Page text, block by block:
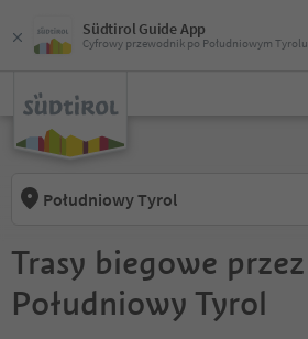
Südtirol Guide App
Cyfrowy przewodnik po Południowym Tyrolu
Południowy Tyrol
Trasy biegowe przez
Południowy Tyrol